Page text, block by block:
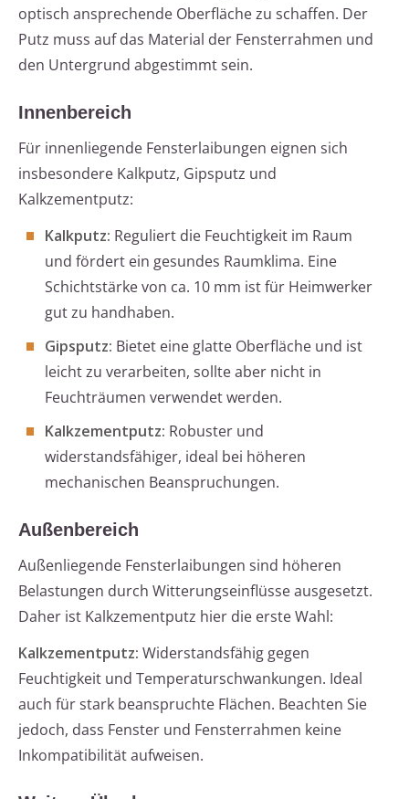
optisch ansprechende Oberfläche zu schaffen. Der
Putz muss auf das Material der Fensterrahmen und
den Untergrund abgestimmt sein.
Innenbereich
Für innenliegende Fensterlaibungen eignen sich
insbesondere Kalkputz, Gipsputz und
Kalkzementputz:
Kalkputz: Reguliert die Feuchtigkeit im Raum
und fördert ein gesundes Raumklima. Eine
Schichtstärke von ca. 10 mm ist für Heimwerker
gut zu handhaben.
Gipsputz: Bietet eine glatte Oberfläche und ist
leicht zu verarbeiten, sollte aber nicht in
Feuchträumen verwendet werden.
Kalkzementputz: Robuster und
widerstandsfähiger, ideal bei höheren
mechanischen Beanspruchungen.
Außenbereich
Außenliegende Fensterlaibungen sind höheren
Belastungen durch Witterungseinflüsse ausgesetzt.
Daher ist Kalkzementputz hier die erste Wahl:
Kalkzementputz: Widerstandsfähig gegen
Feuchtigkeit und Temperaturschwankungen. Ideal
auch für stark beanspruchte Flächen. Beachten Sie
jedoch, dass Fenster und Fensterrahmen keine
Inkompatibilität aufweisen.